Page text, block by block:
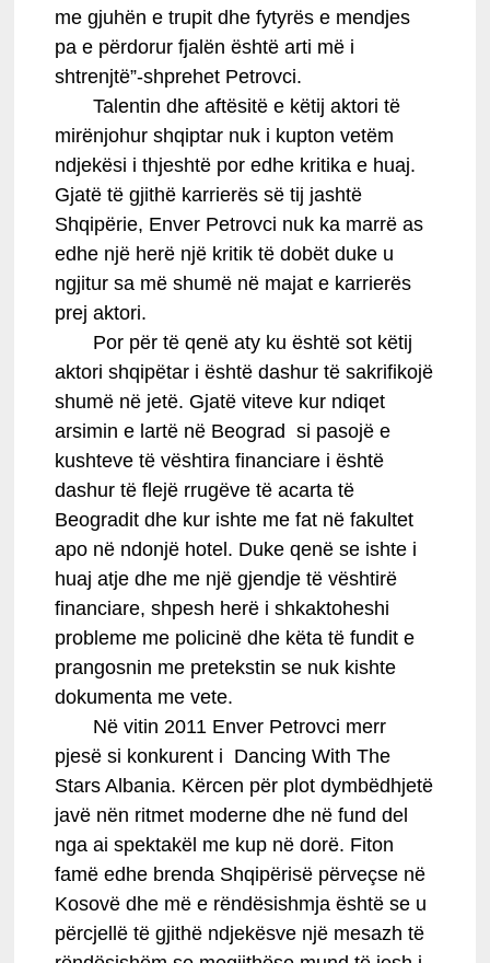
me gjuhën e trupit dhe fytyrës e mendjes
pa e përdorur fjalën është arti më i
shtrenjtë”-shprehet Petrovci.
Talentin dhe aftësitë e këtij aktori të
mirënjohur shqiptar nuk i kupton vetëm
ndjekësi i thjeshtë por edhe kritika e huaj.
Gjatë të gjithë karrierës së tij jashtë
Shqipërie, Enver Petrovci nuk ka marrë as
edhe një herë një kritik të dobët duke u
ngjitur sa më shumë në majat e karrierës
prej aktori.
Por për të qenë aty ku është sot këtij
aktori shqipëtar i është dashur të sakrifikojë
shumë në jetë. Gjatë viteve kur ndiqet
arsimin e lartë në Beograd si pasojë e
kushteve të vështira financiare i është
dashur të flejë rrugëve të acarta të
Beogradit dhe kur ishte me fat në fakultet
apo në ndonjë hotel. Duke qenë se ishte i
huaj atje dhe me një gjendje të vështirë
financiare, shpesh herë i shkaktoheshi
probleme me policinë dhe këta të fundit e
prangosnin me pretekstin se nuk kishte
dokumenta me vete.
Në vitin 2011 Enver Petrovci merr
pjesë si konkurent i Dancing With The
Stars Albania. Kërcen për plot dymbëdhjetë
javë nën ritmet moderne dhe në fund del
nga ai spektakël me kup në dorë. Fiton
famë edhe brenda Shqipërisë përveçse në
Kosovë dhe më e rëndësishmja është se u
përcjellë të gjithë ndjekësve një mesazh të